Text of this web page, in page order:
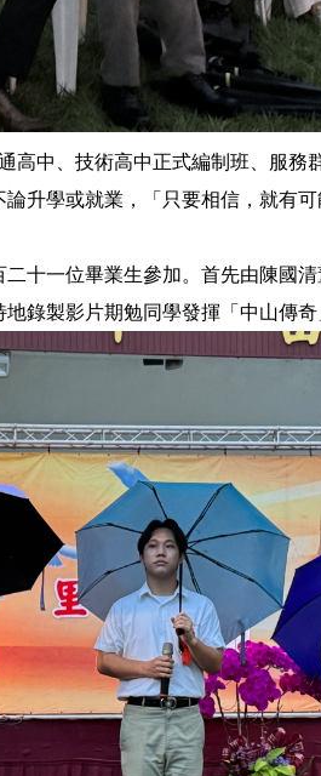
高中、技術高中正式編制班、服
升學或就業，「只要相信，就有可
十一位畢業生參加。首先由陳國
錄製影片期勉同學發揮「中山傳奇